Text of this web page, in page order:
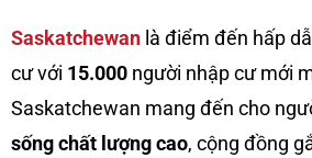
Saskatchewanlà điểm đến hấp
cư với 15.000người nhập cư mới
Saskatchewan mang đến cho
sống chất lượng cao, cộng đồng